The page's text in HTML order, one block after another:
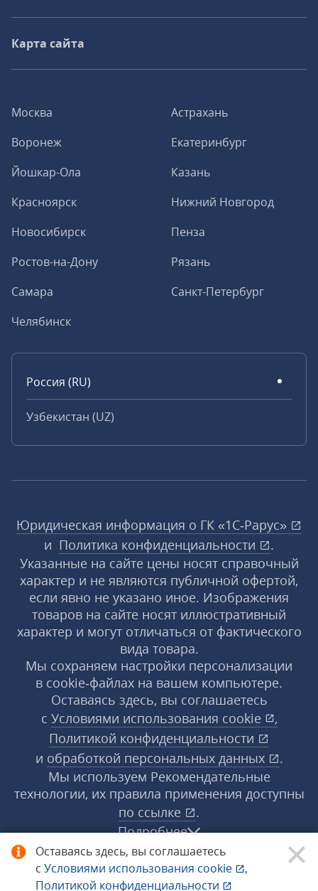
Оставаясь здесь, вы соглашаетесь
с Условиями использования cookie
,
Политикой конфиденциальности
Москва
Астрахань
Воронеж
Екатеринбург
Йошкар-Ола
Казань
Красноярск
Нижний Новгород
Новосибирск
Пенза
Ростов-на-Дону
Рязань
Самара
Санкт-Петербург
Челябинск
Россия (RU)
Узбекистан (UZ)
Карта сайта
Юридическая информация о ГК «1С‑Рарус»
и Политика конфиденциальности
.
Указанные на сайте цены носят справочный
характер и не являются публичной офертой,
если явно не указано иное. Изображения
товаров на сайте носят иллюстративный
характер и могут отличаться от фактического
вида товара.
Мы сохраняем настройки персонализации
в cookie‑файлах на вашем компьютере.
Оставаясь здесь, вы соглашаетесь
с Условиями использования cookie
,
Политикой конфиденциальности
и обработкой персональных данных
.
Мы используем Рекомендательные
технологии, их правила применения доступны
по ссылке
.
Подробнее
© 1998−2026 «1С‑Рарус» ®. Все права